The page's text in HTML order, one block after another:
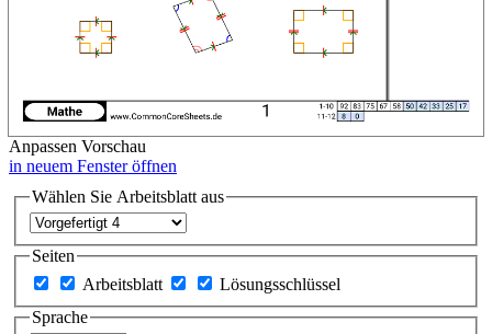
Anpassen Vorschau
in neuem Fenster öffnen
Wählen Sie Arbeitsblatt aus
Seiten
Arbeitsblatt
Lösungsschlüssel
Sprache